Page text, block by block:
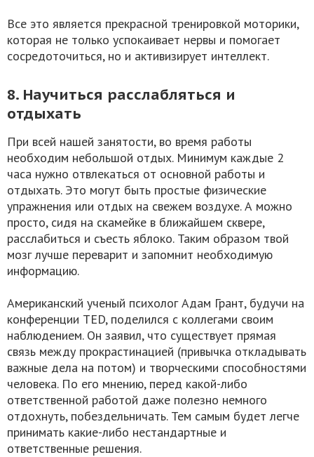
Все это является прекрасной тренировкой моторики,
которая не только успокаивает нервы и помогает
сосредоточиться, но и активизирует интеллект.
8. Научиться расслабляться и
отдыхать
При всей нашей занятости, во время работы
необходим небольшой отдых. Минимум каждые 2
часа нужно отвлекаться от основной работы и
отдыхать. Это могут быть простые физические
упражнения или отдых на свежем воздухе. А можно
просто, сидя на скамейке в ближайшем сквере,
расслабиться и съесть яблоко. Таким образом твой
мозг лучше переварит и запомнит необходимую
информацию.
Американский ученый психолог Адам Грант, будучи на
конференции ТЕD, поделился с коллегами своим
наблюдением. Он заявил, что существует прямая
связь между прокрастинацией (привычка откладывать
важные дела на потом) и творческими способностями
человека. По его мнению, перед какой-либо
ответственной работой даже полезно немного
отдохнуть, побездельничать. Тем самым будет легче
принимать какие-либо нестандартные и
ответственные решения.